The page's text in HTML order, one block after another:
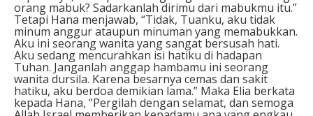
orang mabuk? Sadarkanlah dirimu dari mabukmu itu.”
Tetapi Hana menjawab, “Tidak, Tuanku, aku tidak
minum anggur ataupun minuman yang memabukkan.
Aku ini seorang wanita yang sangat bersusah hati.
Aku sedang mencurahkan isi hatiku di hadapan
Tuhan. Janganlah anggap hambamu ini seorang
wanita dursila. Karena besarnya cemas dan sakit
hatiku, aku berdoa demikian lama.” Maka Elia berkata
kepada Hana, “Pergilah dengan selamat, dan semoga